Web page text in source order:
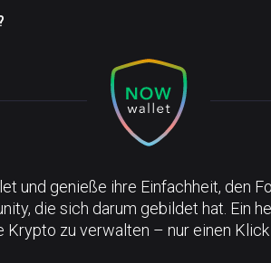
und genieße ihre Einfachheit, den
die sich darum gebildet hat. Ein
Krypto zu verwalten – nur einen Klick